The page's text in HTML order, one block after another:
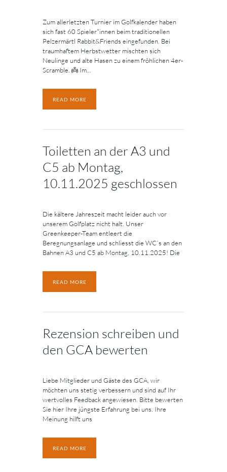
Zum allerletzten Turnier im Golfkalender haben
sich fast 60 Spieler*innen beim traditionellen
Pelzermärtl Rabbit&Friends eingefunden. Bei
traumhaftem Herbstwetter mischten sich
Neulinge und alte Hasen zu einem fröhlichen 4er-
Scramble. 👼 Im...
READ MORE
Toiletten an der A3 und
C5 ab Montag,
10.11.2025 geschlossen
Die kältere Jahreszeit macht leider auch vor
unserem Golfplatz nicht halt. Unser
Greenkeeper-Team entleert die
Beregnungsanlage und schliesst die WC´s an den
Bahnen A3 und C5 ab Montag, 10.11.2025! Die
READ MORE
Rezension schreiben und
den GCA bewerten
Liebe Mitglieder und Gäste des GCA, wir
möchten uns stetig verbessern und sind auf Ihr
wertvolles Feedback angewiesen. Bitte bewerten
Sie hier Ihre jüngste Erfahrung bei uns. Ihre
Meinung hilft uns
READ MORE